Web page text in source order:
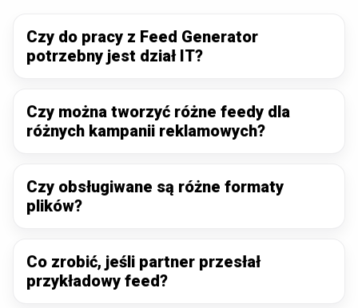
Czy do pracy z Feed Generator
potrzebny jest dział IT?
Czy można tworzyć różne feedy dla
różnych kampanii reklamowych?
Czy obsługiwane są różne formaty
plików?
Co zrobić, jeśli partner przesłał
przykładowy feed?